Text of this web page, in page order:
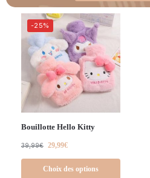
-25%
Bouillotte Hello Kitty
39,99€ 29,99€
Choix des options